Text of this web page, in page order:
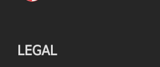
LEGAL